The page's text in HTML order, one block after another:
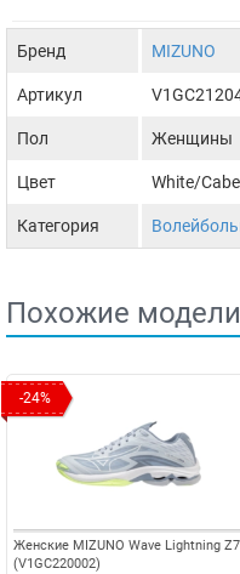
Бренд MIZUNO
Артикул
Пол Женщины
Цвет White/
Категория
Похожие модели
-24%
Женские MIZUNO Wave Lightning Z7
(V1GC220002)